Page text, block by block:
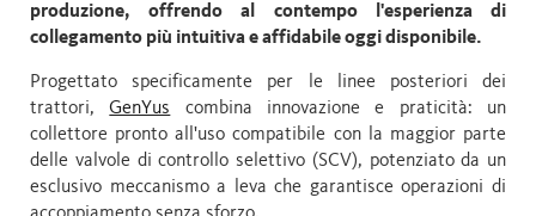
produzione, offrendo al contempo l'esperienza di
collegamento più intuitiva e affidabile oggi disponibile.
Progettato specificamente per le linee posteriori dei
trattori,GenYus combina innovazione e praticità: un
collettore pronto all'uso compatibile con la maggior parte
delle valvole di controllo selettivo (SCV), potenziato da un
esclusivo meccanismo a leva che garantisce operazioni di